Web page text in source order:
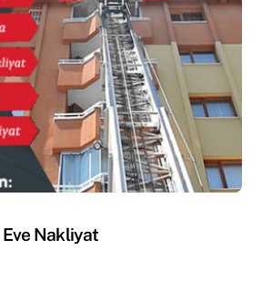
Nakliyat